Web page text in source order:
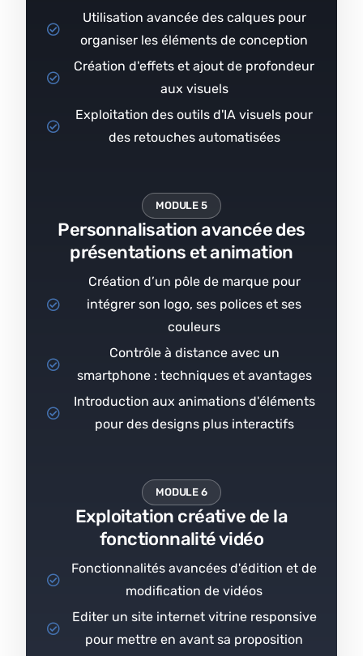
Utilisation avancée des calques pour
organiser les éléments de conception
Création d'effets et ajout de profondeur
aux visuels
Exploitation des outils d'IA visuels pour
des retouches automatisées
MODULE 5
Personnalisation avancée des
présentations et animation
Création d’un pôle de marque pour
intégrer son logo, ses polices et ses
couleurs
Contrôle à distance avec un
smartphone : techniques et avantages
Introduction aux animations d'éléments
pour des designs plus interactifs
MODULE 6
Exploitation créative de la
fonctionnalité vidéo
Fonctionnalités avancées d'édition et de
modification de vidéos
Editer un site internet vitrine responsive
pour mettre en avant sa proposition